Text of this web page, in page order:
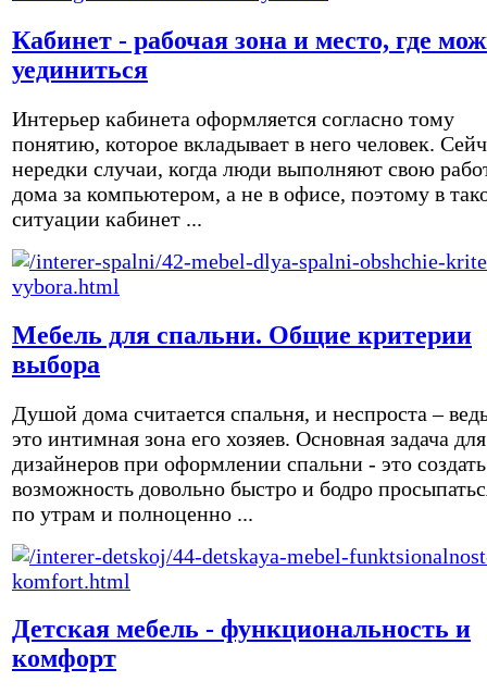
Кабинет - рабочая зона и место, где
уединиться
Интерьер кабинета оформляется согласно тому
понятию, которое вкладывает в него человек.
нередки случаи, когда люди выполняют свою
дома за компьютером, а не в офисе, поэтому в
ситуации кабинет ...
Мебель для спальни. Общие критерии
выбора
Душой дома считается спальня, и неспроста –
это интимная зона его хозяев. Основная задача для
дизайнеров при оформлении спальни - это создать
возможность довольно быстро и бодро
по утрам и полноценно ...
Детская мебель - функциональность и
комфорт